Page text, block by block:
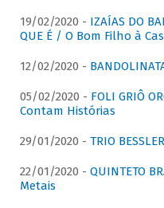
19/02/2020 - IZAÍAS DO
QUE É / O Bom Filho à
12/02/2020 -
05/02/2020 - FOLI GRIÔ
Contam Histórias
29/01/2020 - TRIO
22/01/2020 - QUINTETO
Metais